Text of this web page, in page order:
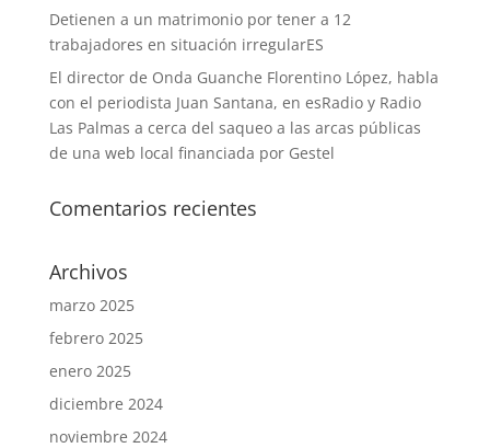
Detienen a un matrimonio por tener a 12
trabajadores en situación irregularES
El director de Onda Guanche Florentino López, habla
con el periodista Juan Santana, en esRadio y Radio
Las Palmas a cerca del saqueo a las arcas públicas
de una web local financiada por Gestel
Comentarios recientes
Archivos
marzo 2025
febrero 2025
enero 2025
diciembre 2024
noviembre 2024